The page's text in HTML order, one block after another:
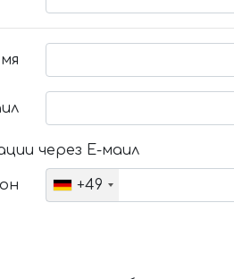
через Е-маил
+49